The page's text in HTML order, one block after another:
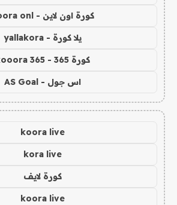
كورة اون لاين - koora onl
يلا كورة - yallakora
كورة 365 - kooora 365
اس جول - AS Goal
koora live
kora live
كورة لايف
koora live